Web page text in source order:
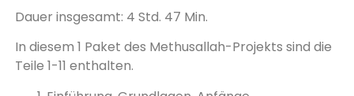
Dauer insgesamt: 4 Std. 47 Min.
In diesem 1 Paket des Methusallah-Projekts sind die
Teile 1-11 enthalten.